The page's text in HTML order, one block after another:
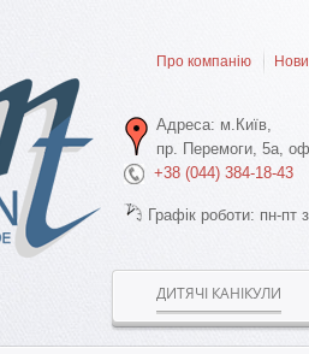
Про компанію
Адреса: м.Київ,
пр. Перемоги, 5а,
+38 (044) 384-18-43
Графiк роботи: пн-пт
ДИТЯЧІ КАНІКУЛИ